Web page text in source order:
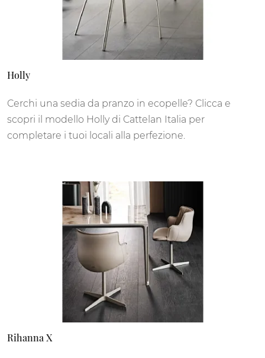
Holly
Cerchi una sedia da pranzo in ecopelle? Clicca e
scopri il modello Holly di Cattelan Italia per
completare i tuoi locali alla perfezione.
Rihanna X